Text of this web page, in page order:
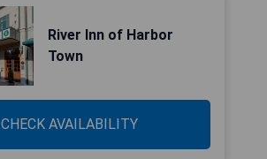
River Inn of Harbor
Town
CHECK AVAILABILITY